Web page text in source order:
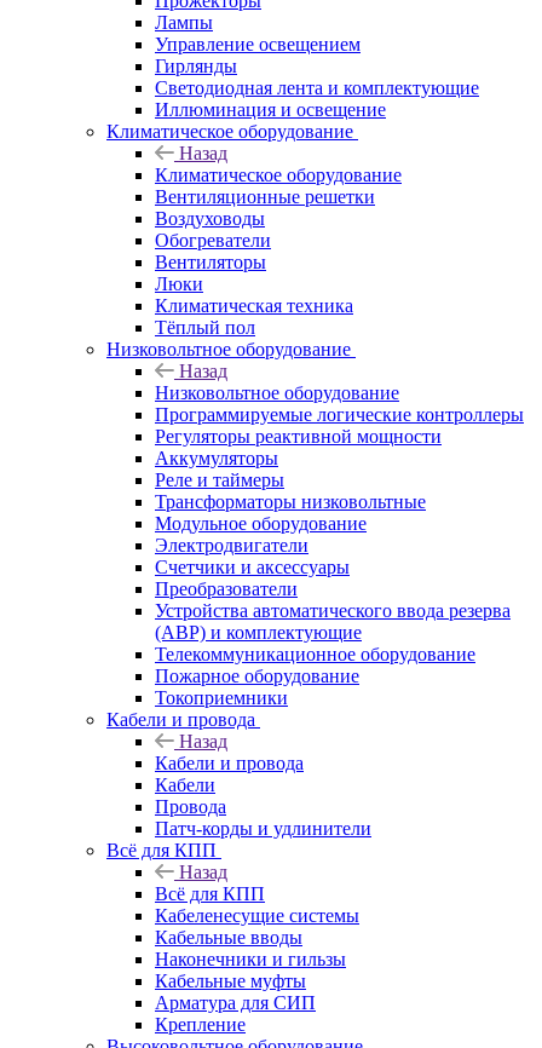
Лампы
Управление освещением
Гирлянды
Светодиодная лента и комплектующие
Иллюминация и освещение
Климатическое оборудование
Назад
Климатическое оборудование
Вентиляционные решетки
Воздуховоды
Обогреватели
Вентиляторы
Люки
Климатическая техника
Тёплый пол
Низковольтное оборудование
Назад
Низковольтное оборудование
Программируемые логические контроллеры
Регуляторы реактивной мощности
Аккумуляторы
Реле и таймеры
Трансформаторы низковольтные
Модульное оборудование
Электродвигатели
Счетчики и аксессуары
Преобразователи
Устройства автоматического ввода резерва
(АВР) и комплектующие
Телекоммуникационное оборудование
Пожарное оборудование
Токоприемники
Кабели и провода
Назад
Кабели и провода
Кабели
Провода
Патч-корды и удлинители
Всё для КПП
Назад
Всё для КПП
Кабеленесущие системы
Кабельные вводы
Наконечники и гильзы
Кабельные муфты
Арматура для СИП
Крепление